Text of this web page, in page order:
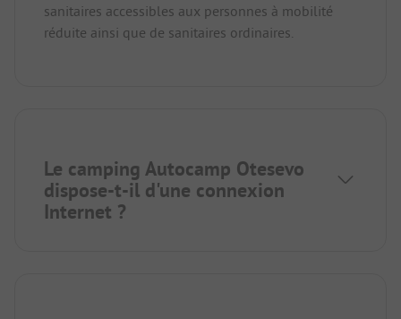
sanitaires accessibles aux personnes à mobilité
réduite ainsi que de sanitaires ordinaires.
Le camping Autocamp Otesevo
dispose-t-il d'une connexion
Internet ?